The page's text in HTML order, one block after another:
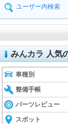
ユーザー内検索
みんカラ 人気
車種別
整備手帳
パーツレビュー
スポット